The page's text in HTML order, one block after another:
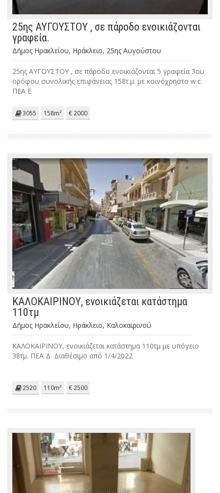
25ης ΑΥΓΟΥΣΤΟΥ , σε πάροδο ενοικιάζονται
γραφεία.
Δήμος Ηρακλείου, Ηράκλειο, 25ης Αυγούστου
25ης ΑΥΓΟΥΣΤΟΥ , σε πάροδο ενοικιάζονται 5 γραφεία 3ου
ορόφου συνολικής επιφάνειας 158τ.μ. με κοινόχρηστο w.c.
ΠΕΑ Ε
3055 158m² € 2000
ΚΑΛΟΚΑΙΡΙΝΟΥ, ενοικιάζεται κατάστημα
110τμ
Δήμος Ηρακλείου, Ηράκλειο, Καλοκαιρινού
ΚΑΛΟΚΑΙΡΙΝΟΥ, ενοικιάζεται κατάστημα 110τμ με υπόγειο
38τμ. ΠΕΑ Δ. Διαθέσιμο από 1/4/2022
2520 110m² € 2500